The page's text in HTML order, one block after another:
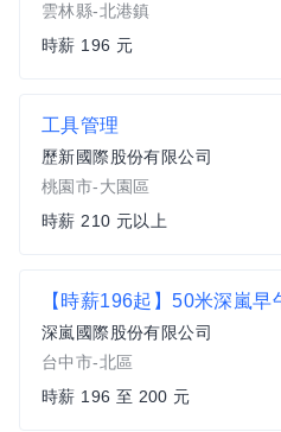
雲林縣-北港鎮
時薪 196 元
工具管理
歷新國際股份有限公司
桃園市-大園區
時薪 210 元以上
【時薪196起】50米深嵐
深嵐國際股份有限公司
台中市-北區
時薪 196 至 200 元